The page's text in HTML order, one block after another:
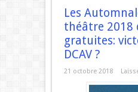
Les
théâtre 2018
gratuites:
DCAV ?
21 octobre 2018